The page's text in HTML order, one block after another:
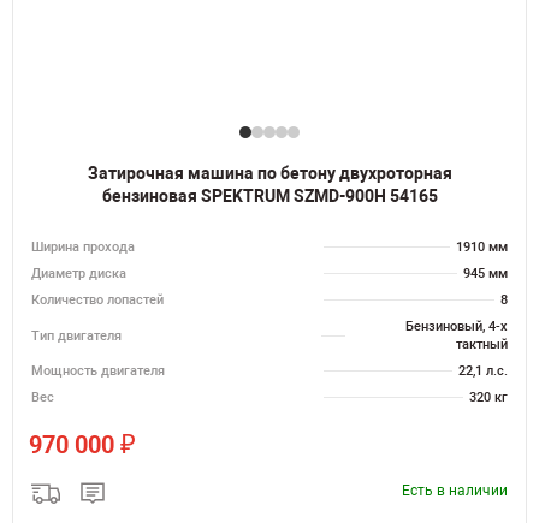
Затирочная машина по бетону двухроторная
бензиновая SPEKTRUM SZMD-900H 54165
Ширина прохода
1910 мм
Диаметр диска
945 мм
Количество лопастей
8
Тип двигателя
Бензиновый, 4-х
тактный
Мощность двигателя
22,1 л.с.
Вес
320 кг
970 000 ₽
Есть в наличии